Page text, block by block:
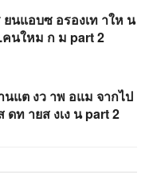
ยนแอบซ อรองเท าให น
คนใหม ก ม part 2
นแต งว าพ อแม จากไป
ท ายส งเง น part 2